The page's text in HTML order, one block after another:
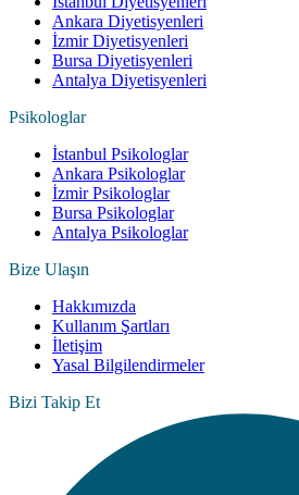
Ankara Diyetisyenleri
İzmir Diyetisyenleri
Bursa Diyetisyenleri
Antalya Diyetisyenleri
Psikologlar
İstanbul Psikologlar
Ankara Psikologlar
İzmir Psikologlar
Bursa Psikologlar
Antalya Psikologlar
Bize Ulaşın
Hakkımızda
Kullanım Şartları
İletişim
Yasal Bilgilendirmeler
Bizi Takip Et